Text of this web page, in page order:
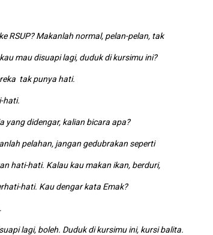
Makanlah normal, pelan-pelan, tak
lagi, duduk di kursimu ini?
tak punya hati.
didengar, kalian bicara apa?
jangan gedubrakan seperti
Kalau kau makan ikan, berduri,
Kau dengar kata Emak?
lagi, boleh. Duduk di kursimu ini, kursi balita.